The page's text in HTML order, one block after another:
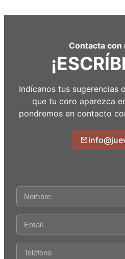
Contacta
Indícanos tus sugerencias
que tu coro aparezca
pondremos en contacto